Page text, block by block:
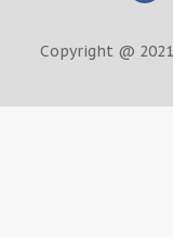
Copyright @